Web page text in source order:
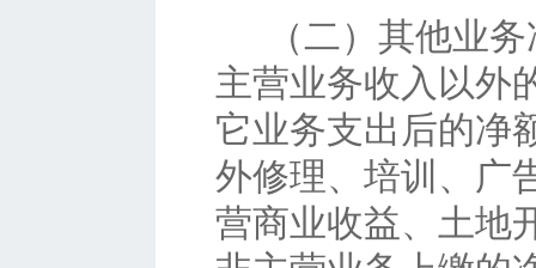
（二） 其他业
主营业务收入以外
它业务支出后的净
外修理、培训、广
营商业收益、土地